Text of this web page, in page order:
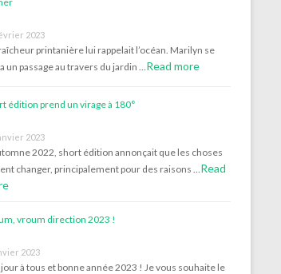
2023
printanière lui rappelait l’océan. Marilyn se
un passage au travers du jardin …Read more
édition prend un virage à 180°
2023
2022, short édition annonçait que les choses
changer, principalement pour des raisons …Read
vroum direction 2023 !
2023
à tous et bonne année 2023 ! Je vous souhaite le